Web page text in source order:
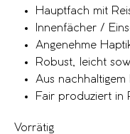
Hauptfach mit
Innenfächer /
Angenehme
Robust, leicht
Aus nachhaltigem
Fair produziert in
Vorrätig